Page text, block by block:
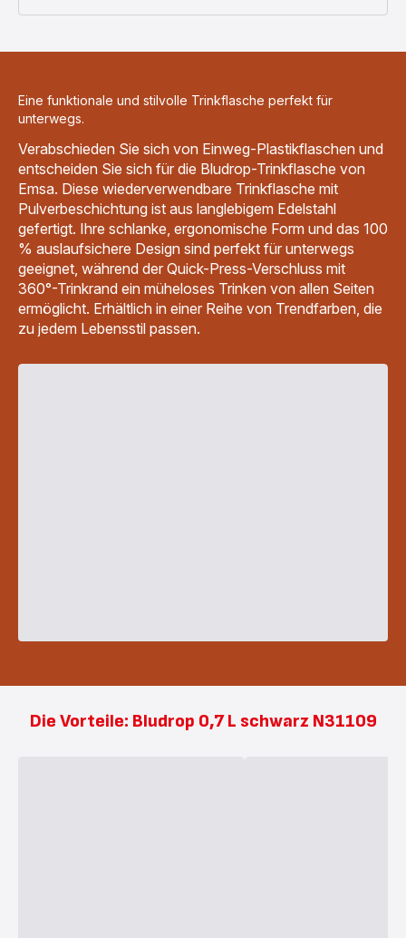
Eine funktionale und stilvolle Trinkflasche perfekt für
unterwegs.
Verabschieden Sie sich von Einweg-Plastikflaschen und
entscheiden Sie sich für die Bludrop-Trinkflasche von
Emsa. Diese wiederverwendbare Trinkflasche mit
Pulverbeschichtung ist aus langlebigem Edelstahl
gefertigt. Ihre schlanke, ergonomische Form und das 100
% auslaufsichere Design sind perfekt für unterwegs
geeignet, während der Quick-Press-Verschluss mit
360°-Trinkrand ein müheloses Trinken von allen Seiten
ermöglicht. Erhältlich in einer Reihe von Trendfarben, die
zu jedem Lebensstil passen.
Die Vorteile: Bludrop 0,7 L schwarz N31109